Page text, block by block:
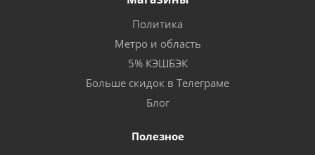
Политика
Метро и область
5% КЭШБЭК
Больше скидок в Телеграме
Блог
Полезное